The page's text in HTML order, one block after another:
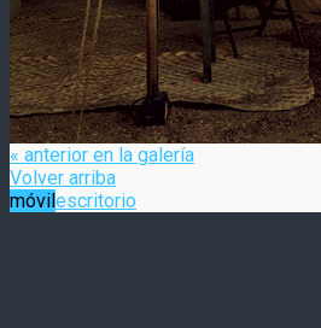
« anterior en la galería
Volver arriba
móvilescritorio